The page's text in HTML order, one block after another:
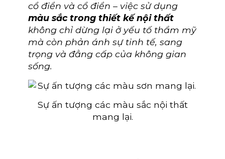
cổ điển và cổ điển – việc sử dụng
màu sắc trong thiết kế nội thất
không chỉ dừng lại ở yếu tố thẩm mỹ
mà còn phản ánh sự tinh tế, sang
trọng và đẳng cấp của không gian
sống.
Sự ấn tượng các màu sắc nội thất
mang lại.